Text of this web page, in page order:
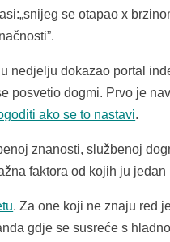
se otapao x
nedjelju dokazao portal
posvetio dogmi. Prvo je
ako se to nastavi.
znanosti, službenoj
faktora od kojih ju jedan
. Za one koji ne znaju red
gdje se susreće s